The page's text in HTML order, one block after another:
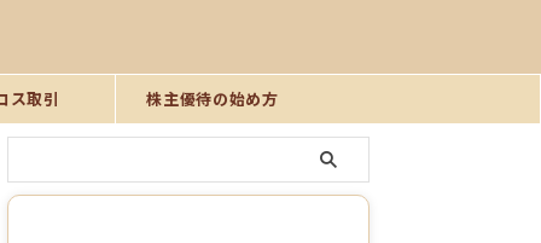
ス取引 株主優待の始め方